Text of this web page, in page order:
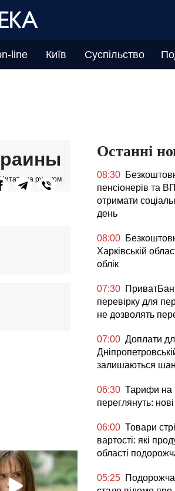
line Київ Суспільство
Читать на русском
Останні
08:30
пенсіонерів та
отримати
день
08:00
Харківській
облік
07:30
перевірку для
не дозволять
07:00 Доплати
залишаються
06:30 Тарифи на
переглянуть:
06:00 Товари
вартості: які
області
05:25